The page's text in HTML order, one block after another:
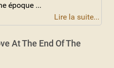
époque ...
Lire la suite...
At The End Of The